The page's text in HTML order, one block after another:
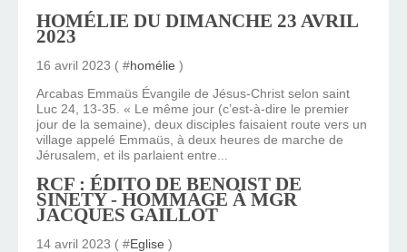
HOMÉLIE DU DIMANCHE 23 AVRIL
2023
16 avril 2023 ( #homélie )
Arcabas Emmaüs Évangile de Jésus-Christ selon saint
Luc 24, 13-35. « Le même jour (c’est-à-dire le premier
jour de la semaine), deux disciples faisaient route vers un
village appelé Emmaüs, à deux heures de marche de
Jérusalem, et ils parlaient entre...
RCF : ÉDITO DE BENOIST DE
SINETY - HOMMAGE À MGR
JACQUES GAILLOT
14 avril 2023 ( #Eglise )